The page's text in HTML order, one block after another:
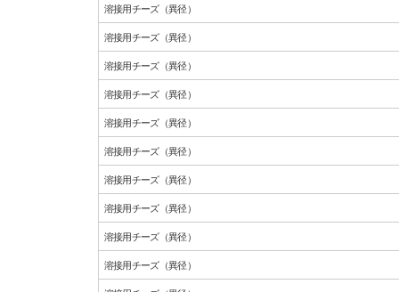
溶接用チーズ（異径）
溶接用チーズ（異径）
溶接用チーズ（異径）
溶接用チーズ（異径）
溶接用チーズ（異径）
溶接用チーズ（異径）
溶接用チーズ（異径）
溶接用チーズ（異径）
溶接用チーズ（異径）
溶接用チーズ（異径）